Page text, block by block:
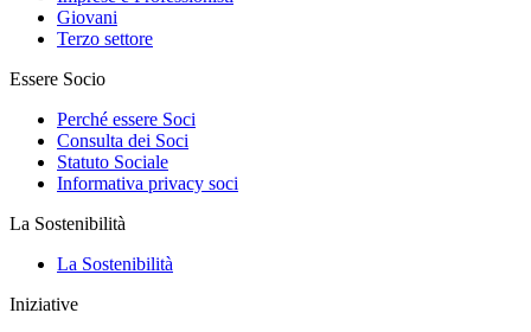
Giovani
Terzo settore
Essere Socio
Perché essere Soci
Consulta dei Soci
Statuto Sociale
Informativa privacy soci
La Sostenibilità
La Sostenibilità
Iniziative